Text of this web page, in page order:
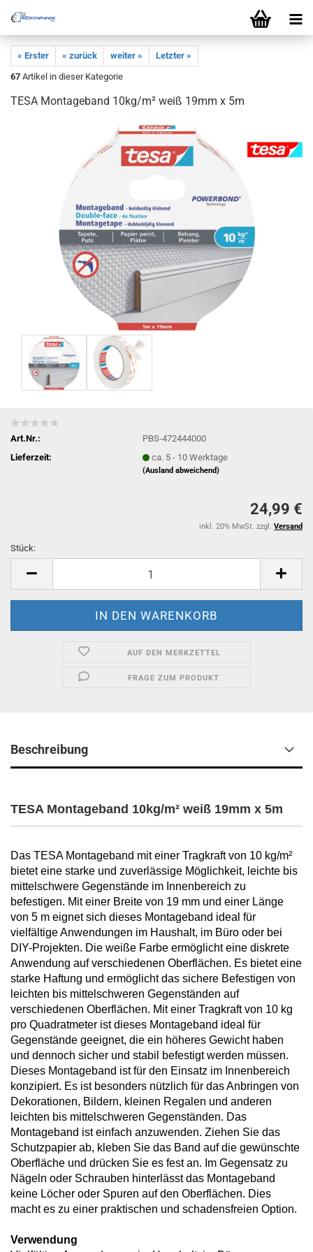
« Erster « zurück weiter »
Letzter »
67 Artikel in dieser Kategorie
TESA Montageband 10kg/m² weiß 19mm x 5m
Art.Nr.:
PBS-472444000
Lieferzeit:
ca. 5 - 10 Werktage
(Ausland abweichend)
24,99 €
inkl. 20% MwSt. zzgl. Versand
Stück:
AUF DEN MERKZETTEL
FRAGE ZUM PRODUKT
Beschreibung
TESA Montageband 10kg/m² weiß 19mm x 5m
Das TESA Montageband mit einer Tragkraft von 10 kg/m²
bietet eine starke und zuverlässige Möglichkeit, leichte bis
mittelschwere Gegenstände im Innenbereich zu
befestigen. Mit einer Breite von 19 mm und einer Länge
von 5 m eignet sich dieses Montageband ideal für
vielfältige Anwendungen im Haushalt, im Büro oder bei
DIY-Projekten. Die weiße Farbe ermöglicht eine diskrete
Anwendung auf verschiedenen Oberflächen. Es bietet eine
starke Haftung und ermöglicht das sichere Befestigen von
leichten bis mittelschweren Gegenständen auf
verschiedenen Oberflächen. Mit einer Tragkraft von 10 kg
pro Quadratmeter ist dieses Montageband ideal für
Gegenstände geeignet, die ein höheres Gewicht haben
und dennoch sicher und stabil befestigt werden müssen.
Dieses Montageband ist für den Einsatz im Innenbereich
konzipiert. Es ist besonders nützlich für das Anbringen von
Dekorationen, Bildern, kleinen Regalen und anderen
leichten bis mittelschweren Gegenständen. Das
Montageband ist einfach anzuwenden. Ziehen Sie das
Schutzpapier ab, kleben Sie das Band auf die gewünschte
Oberfläche und drücken Sie es fest an. Im Gegensatz zu
Nägeln oder Schrauben hinterlässt das Montageband
keine Löcher oder Spuren auf den Oberflächen. Dies
macht es zu einer praktischen und schadensfreien Option.
Verwendung